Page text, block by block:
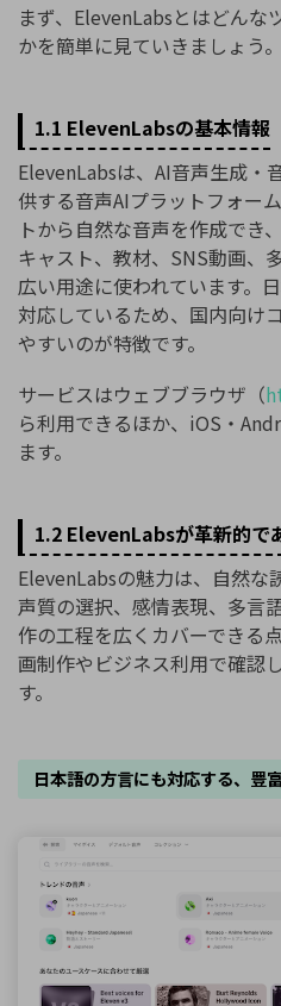
まず、ElevenLabsとはどんな
かを簡単に見ていきましょう。
1.1 ElevenLabsの基本情報
ElevenLabsは、AI音声生成・
供する音声AIプラットフォー
トから自然な音声を作成でき
キャスト、教材、SNS動画、
広い用途に使われています。
対応しているため、国内向け
やすいのが特徴です。
サービスはウェブブラウザ（
ら利用できるほか、iOS・
ます。
1.2 ElevenLabsが革新的で
ElevenLabsの魅力は、自然な
声質の選択、感情表現、多言
作の工程を広くカバーできる
画制作やビジネス利用で確認
す。
日本語の方言にも対応する、豊